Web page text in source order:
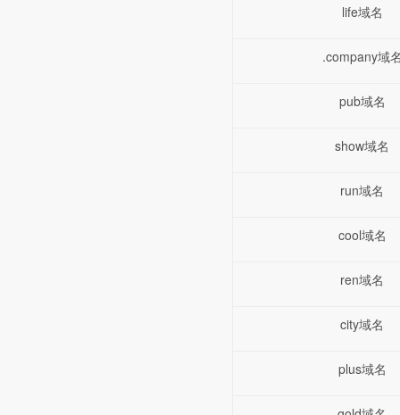
life域名
.company域
pub域名
show域名
run域名
cool域名
ren域名
city域名
plus域名